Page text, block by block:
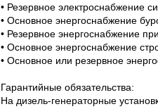
• Резервное электроснабжение
• Основное энергоснабжение
• Резервное энергоснабжение
• Основное энергоснабжение
• Основное или резервное
Гарантийные обязательства:
На дизель-генераторные